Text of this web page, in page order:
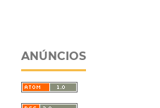
ANÚNCIOS